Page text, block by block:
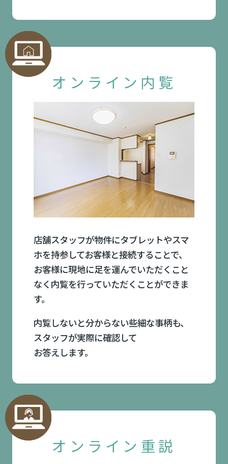
オンライン内覧
店舗スタッフが物件にタブレットやスマ
ホを持参してお客様と接続することで、
お客様に現地に足を運んでいただくこと
なく内覧を行っていただくことができま
す。
内覧しないと分からない些細な事柄も、
スタッフが実際に確認して
お答えします。
オンライン重説